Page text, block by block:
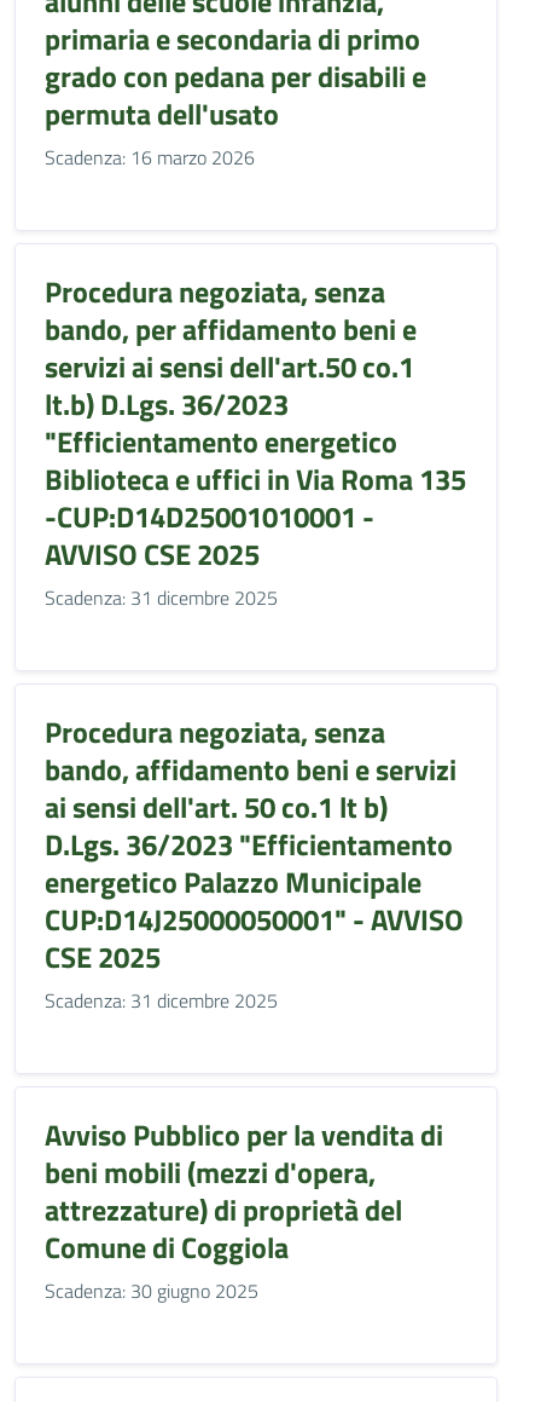
primaria e secondaria di primo
grado con pedana per disabili e
permuta dell'usato
Scadenza: 16 marzo 2026
Procedura negoziata, senza
bando, per affidamento beni e
servizi ai sensi dell'art.50 co.1
lt.b) D.Lgs. 36/2023
"Efficientamento energetico
Biblioteca e uffici in Via Roma 135
-CUP:D14D25001010001 -
AVVISO CSE 2025
Scadenza: 31 dicembre 2025
Procedura negoziata, senza
bando, affidamento beni e servizi
ai sensi dell'art. 50 co.1 lt b)
D.Lgs. 36/2023 "Efficientamento
energetico Palazzo Municipale
CUP:D14J25000050001" - AVVISO
CSE 2025
Scadenza: 31 dicembre 2025
Avviso Pubblico per la vendita di
beni mobili (mezzi d'opera,
attrezzature) di proprietà del
Comune di Coggiola
Scadenza: 30 giugno 2025